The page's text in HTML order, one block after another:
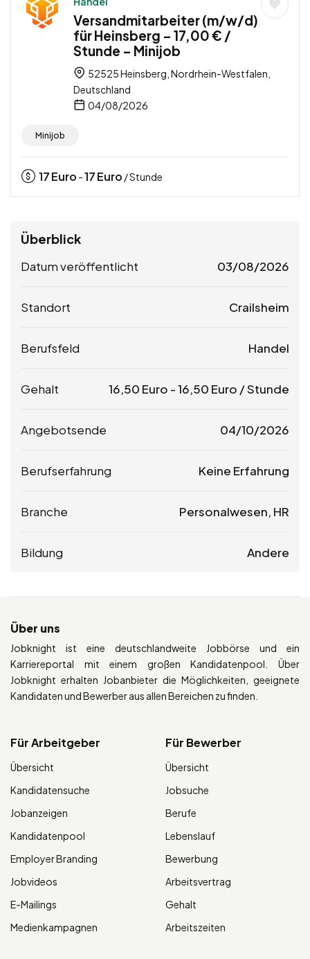
Versandmitarbeiter (m/w/d)
für Heinsberg – 17,00 € /
Stunde – Minijob
52525 Heinsberg, Nordrhein-Westfalen,
Deutschland
04/08/2026
Minijob
17Euro -17Euro / Stunde
Überblick
Datum veröffentlicht 03/08/2026
Standort Crailsheim
Berufsfeld Handel
Gehalt 16,50 Euro -16,50 Euro / Stunde
Angebotsende 04/10/2026
Berufserfahrung Keine Erfahrung
Branche Personalwesen, HR
Bildung Andere
Über uns
Jobknight ist eine deutschlandweite Jobbörse und ein
Karriereportal mit einem großen Kandidatenpool. Über
Jobknight erhalten Jobanbieter die Möglichkeiten, geeignete
Kandidaten und Bewerber aus allen Bereichen zu finden.
Für Arbeitgeber
Übersicht
Kandidatensuche
Jobanzeigen
Kandidatenpool
Employer Branding
Jobvideos
E-Mailings
Medienkampagnen
Für Bewerber
Übersicht
Jobsuche
Berufe
Lebenslauf
Bewerbung
Arbeitsvertrag
Gehalt
Arbeitszeiten